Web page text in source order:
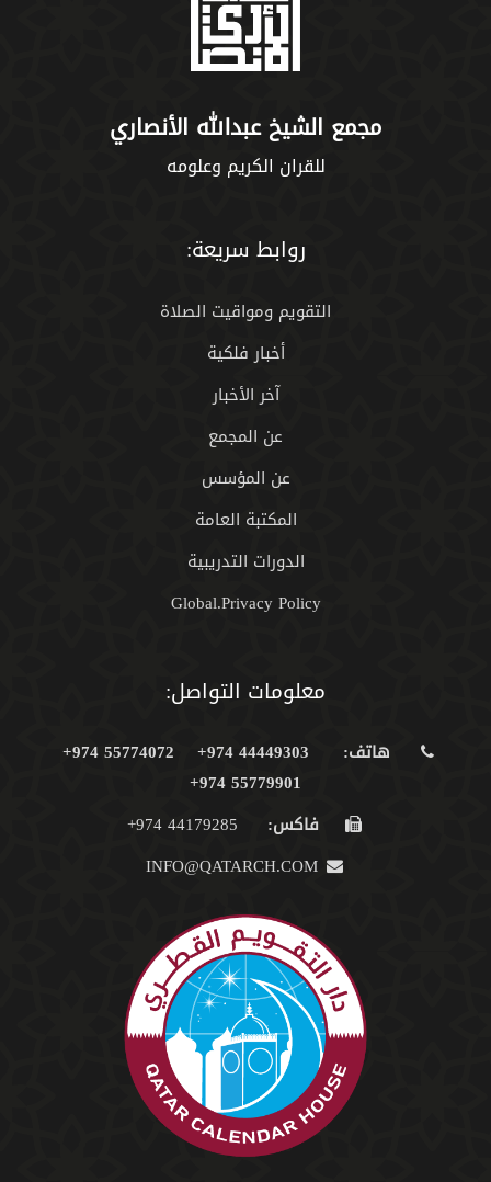
مجمع الشيخ عبدالله الأنصاري
للقران الكريم وعلومه
روابط سريعة:
التقويم ومواقيت الصلاة
أخبار فلكية
آخر الأخبار
عن المجمع
عن المؤسس
المكتبة العامة
الدورات التدريبية
Global.Privacy Policy
معلومات التواصل:
هاتف: 44449303 974+
55774072 974+
55779901 974+
فاكس: